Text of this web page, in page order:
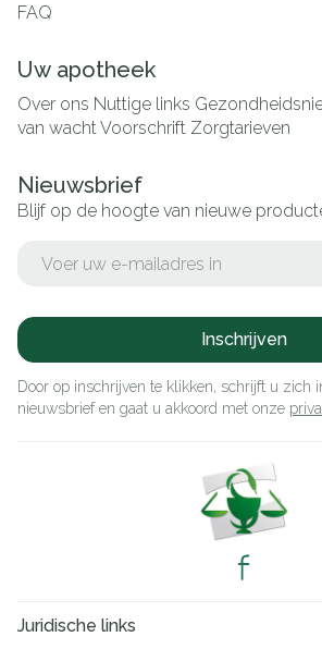
FAQ
Uw apotheek
Over ons Nuttige links
van wachtVoorschrift Zorgtarieven
Nieuwsbrief
Blijf op de hoogte van nieuwe
Inschrijven
Door op inschrijven te klikken, schrijft u zich
nieuwsbrief en gaat u akkoord met onze
Juridische links